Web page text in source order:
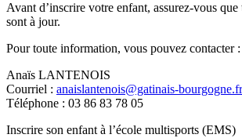
Avant d’inscrire votre enfant, assurez-vous que
sont à jour.
Pour toute information, vous pouvez contacter :
Anaïs LANTENOIS
Courriel : anaislantenois@gatinais-bourgogne.fr
Téléphone : 03 86 83 78 05
Inscrire son enfant à l’école multisports (EMS)